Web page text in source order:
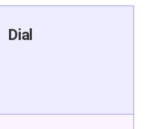
Dial